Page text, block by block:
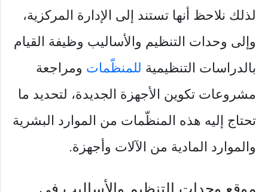
لذلك نلاحظ أنها تستند إلى الإدارة المركزية،
وإلى وحدات التنظيم والأساليب وظيفة القيام
بالدراسات التنظيمية للمنظّمات ومراجعة
مشروعات تكوين الأجهزة الجديدة، لتحديد ما
تحتاج إليه هذه المنظّمات من الموارد البشرية
والموارد المادية من الآلات وأجهزة.
موقع وحدات التنظيم والأساليب في